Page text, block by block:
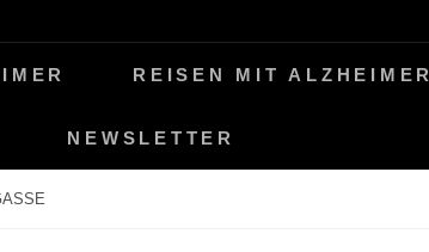
REISEN MIT ALZHEIMER
NEWSLETTER